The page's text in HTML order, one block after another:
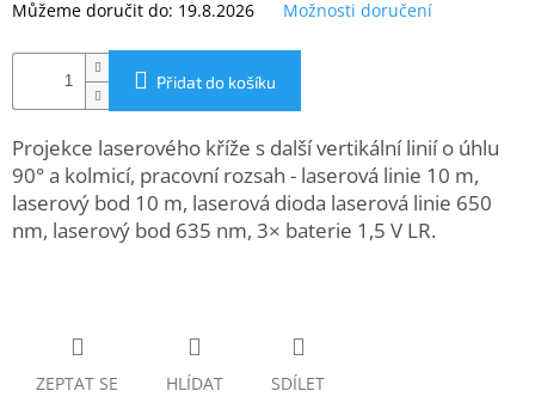
www.inpraise.cz
Gaming
a
tablety
Cyklo
a
zahrada
Můžeme doručit do: 19.8.2026 Možnosti doručení
Přidat do košíku
Projekce laserového kříže s další vertikální linií o úhlu
90° a kolmicí, pracovní rozsah - laserová linie 10 m,
laserový bod 10 m, laserová dioda laserová linie 650
nm, laserový bod 635 nm, 3× baterie 1,5 V LR.
ZEPTAT SE HLÍDAT SDÍLET